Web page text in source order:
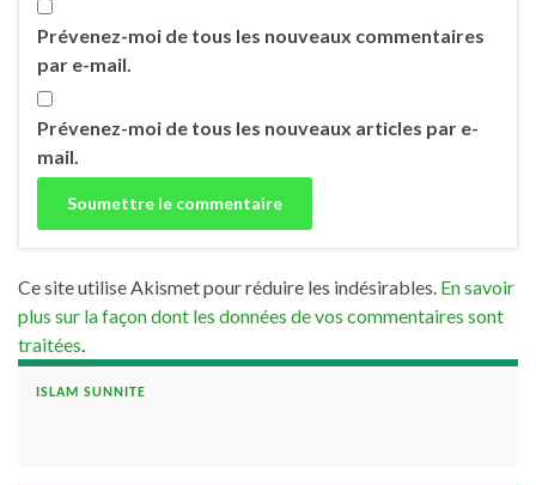
Prévenez-moi de tous les nouveaux commentaires
par e-mail.
Prévenez-moi de tous les nouveaux articles par e-
mail.
Ce site utilise Akismet pour réduire les indésirables. En savoir
plus sur la façon dont les données de vos commentaires sont
traitées
ISLAM SUNNITE